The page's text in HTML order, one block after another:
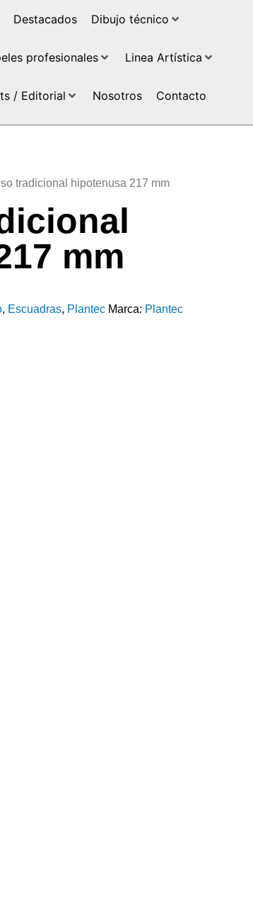
Destacados Dibujo técnico
profesionales Linea Artística
/ Editorial Nosotros Contacto
tradicional hipotenusa 217 mm
mm
, Escuadras, Plantec Marca: Plantec